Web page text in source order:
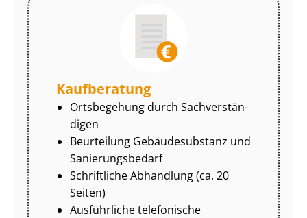
Kaufberatung
Ortsbegehung durch Sach­ver­stän­
di­gen
Beurteilung Gebäudesubstanz und
Sa­nie­rungs­be­darf
Schriftliche Abhandlung (ca. 20
Seiten)
Ausführliche telefonische